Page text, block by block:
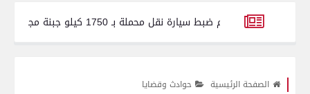
الفيوم ضبط سيارة نقل محملة بـ 1750 كيلو جبنة مجهولة المصدر وغير صالحة للاستهلاك الآدمي
الصفحة الرئيسية حوادث وقضايا